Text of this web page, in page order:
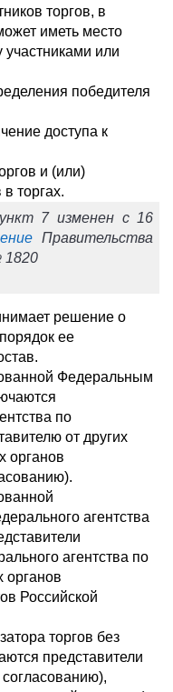
торгов, в
иметь место
или
победителя
доступа к
и (или)
торгах.
7 изменен с 16
Правительства
1820
решение о
ее
Федеральным
по
от других
органов
агентства
агентства по
органов
Российской
торгов без
представители